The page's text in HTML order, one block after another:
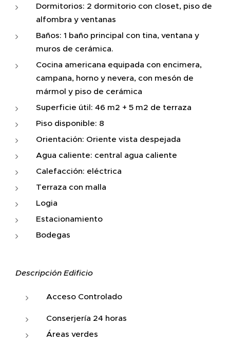
Dormitorios: 2 dormitorio con closet, piso de
alfombra y ventanas
Baños: 1 baño principal con tina, ventana y
muros de cerámica.
Cocina americana equipada con encimera,
campana, horno y nevera, con mesón de
mármol y piso de cerámica
Superficie útil: 46 m2 + 5 m2 de terraza
Piso disponible: 8
Orientación: Oriente vista despejada
Agua caliente: central agua caliente
Calefacción: eléctrica
Terraza con malla
Logia
Estacionamiento
Bodegas
Descripción Edificio
Acceso Controlado
Conserjería 24 horas
Áreas verdes